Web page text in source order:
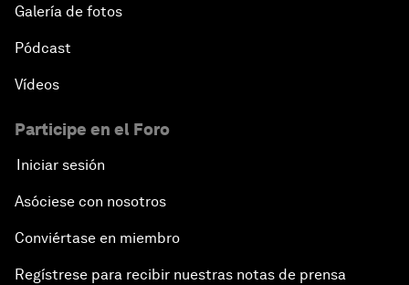
Galería de fotos
Pódcast
Vídeos
Participe en el Foro
Iniciar sesión
Asóciese con nosotros
Conviértase en miembro
Regístrese para recibir nuestras notas de prensa